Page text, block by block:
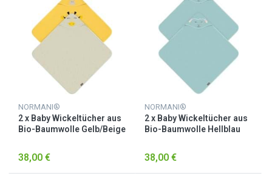
NORMANI®
2 x Baby Wickeltücher aus
Bio-Baumwolle Gelb/Beige
38,00 €
NORMANI®
2 x Baby Wickeltücher aus
Bio-Baumwolle Hellblau
38,00 €